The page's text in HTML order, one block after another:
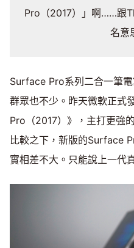
Pro（2017）」啊……跟
名意
Surface Pro系列二合一筆
群眾也不少。昨天微軟正式
Pro（2017）》，主打更強
比較之下，新版的Surface
實相差不大。只能說上一代